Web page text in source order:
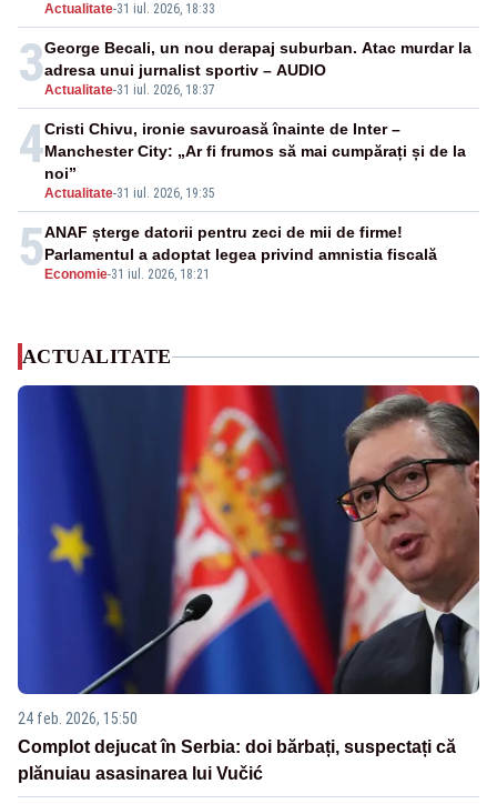
Actualitate-31 iul. 2026, 18:33
3Actualitate-31 iul. 2026, 18:37
George Becali, un nou derapaj suburban. Atac murdar la
adresa unui jurnalist sportiv – AUDIO
4
Actualitate-31 iul. 2026, 19:35
Cristi Chivu, ironie savuroasă înainte de Inter –
Manchester City: „Ar fi frumos să mai cumpărați și de la
noi”
5 Economie-31 iul. 2026, 18:21
ANAF șterge datorii pentru zeci de mii de firme!
Parlamentul a adoptat legea privind amnistia fiscală
ACTUALITATE
24 feb. 2026, 15:50
Complot dejucat în Serbia: doi bărbați, suspectați că
plănuiau asasinarea lui Vučić